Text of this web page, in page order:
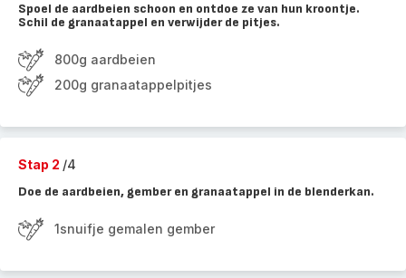
Spoel de aardbeien schoon en ontdoe ze van hun kroontje.
Schil de granaatappel en verwijder de pitjes.
800g aardbeien
200g granaatappelpitjes
Stap 2 /4
Doe de aardbeien, gember en granaatappel in de blenderkan.
1snuifje gemalen gember